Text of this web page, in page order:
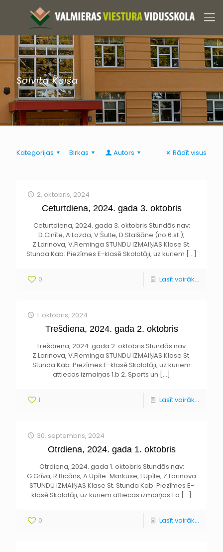
Solvita Keiša
Kategorijas Birkas Autors Rādīt visus
2. oktobris, 2024
Ceturtdiena, 2024. gada 3. oktobris
Ceturtdiena, 2024. gada 3. oktobris Stundās nav:
D.Cinīte, A.Lozda, V.Šulte, D.Stalšāne (no 6.st.),
Z.Larinova, V.Fleminga STUNDU IZMAIŅAS Klase St.
Stunda Kab. Piezīmes E-klasē Skolotāji, uz kuriem […]
0 Lasīt vairāk...
1. oktobris, 2024
Trešdiena, 2024. gada 2. oktobris
Trešdiena, 2024. gada 2. oktobris Stundās nav:
Z.Larinova, V.Fleminga STUNDU IZMAIŅAS Klase St.
Stunda Kab. Piezīmes E-klasē Skolotāji, uz kuriem
attiecas izmaiņas 1.b 2. Sports un […]
1 Lasīt vairāk...
30. septembris, 2024
Otrdiena, 2024. gada 1. oktobris
Otrdiena, 2024. gada 1. oktobris Stundās nav:
G.Grīva, R.Bicāns, A.Upīte-Markuse, I.Upīte, Z.Larinova
STUNDU IZMAIŅAS Klase St. Stunda Kab. Piezīmes E-
klasē Skolotāji, uz kuriem attiecas izmaiņas 1.a […]
0 Lasīt vairāk...